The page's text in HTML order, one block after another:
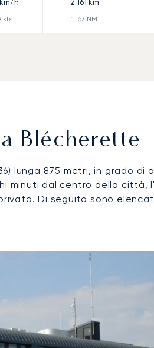
h
kts
2.161 km
1.167 NM
Blécherette
lunga 875 metri, in grado
minuti dal centro della città, l'
Di seguito sono